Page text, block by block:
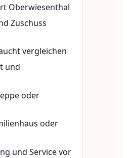
Oberwiesenthal
Zuschuss
vergleichen
und
oder
oder
und Service vor